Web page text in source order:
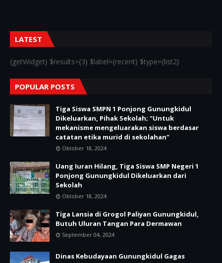
LATEST
{getWidget} $results={3} $label={recent} $type={list2}
POPULAR POSTS
Tiga Siswa SMPN 1 Ponjong Gunungkidul
Dikeluarkan, Pihak Sekolah; "Untuk
mekanisme mengeluarakan siswa berdasar
catatan etika murid di sekolahan"
Oktober 18, 2024
Uang Iuran Hilang, Tiga Siswa SMP Negeri 1
Ponjong Gunungkidul Dikeluarkan dari
Sekolah
Oktober 18, 2024
Tiga Lansia di Grogol Paliyan Gunungkidul,
Butuh Uluran Tangan Para Dermawan
September 04, 2024
Dinas Kebudayaan Gunungkidul Gagas